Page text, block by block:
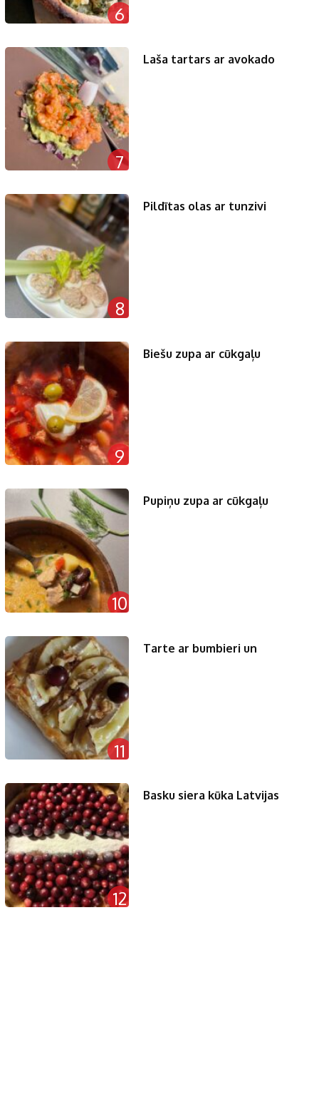
6
7
Laša tartars ar avokado
8
Pildītas olas ar tunzivi
9
Biešu zupa ar cūkgaļu
10
Pupiņu zupa ar cūkgaļu
11
Tarte ar bumbieri un
12
Basku siera kūka Latvijas